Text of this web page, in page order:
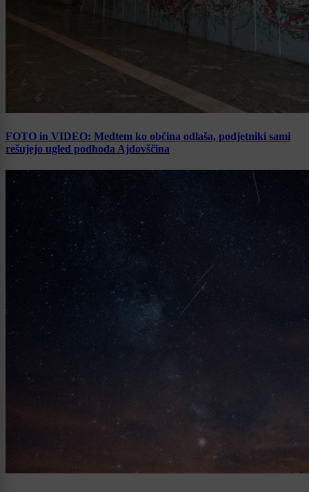
FOTO in VIDEO: Medtem ko občina odlaša, podjetniki sami
rešujejo ugled podhoda Ajdovščina